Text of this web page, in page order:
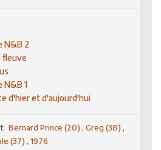
N&B 2
fleuve
N&B 1
d'hier et d'aujourd'hui
Bernard Prince (20), Greg (38),
(37) , 1976